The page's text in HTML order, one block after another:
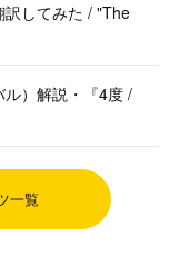
訳してみた / "The
）解説・『4度 /
一覧